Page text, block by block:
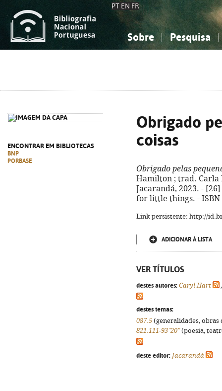
PT EN FR
Sobre Pesquisa
ENCONTRAR EM BIBLIOTECAS
BNP
PORBASE
Obrigado
coisas
Obrigado pelas
Hamilton ; trad. Carla
Jacarandá, 2023. -
for little things. - ISBN
Link persistente: http://
ADICIONAR À LISTA
VER TÍTULOS
destes autores: Caryl Hart
destes temas:
087.5 (generalidades,
821.111-93"20"(poesia,
deste editor: Jacarandá